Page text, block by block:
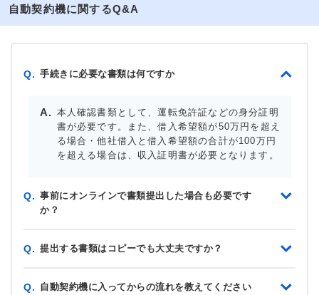
自動契約機に関するQ&A
Q. 手続きに必要な書類は何ですか
本人確認書類として、運転免許証などの身分証明
書が必要です。また、借入希望額が50万円を超え
る場合・他社借入と借入希望額の合計が100万円
を超える場合は、収入証明書が必要となります。
Q. 事前にオンラインで書類提出した場合も必要です
か？
Q. 提出する書類はコピーでも大丈夫ですか？
Q. 自動契約機に入ってからの流れを教えてください